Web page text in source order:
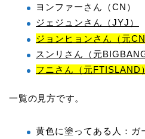
ヨンファーさん（CN）
ジェジュンさん（JYJ）
ジョンヒョンさん（元CN
スンリさん（元BIGBANG
フニさん（元FTISLAND）
一覧の見方です。
黄色に塗ってある人：ガ